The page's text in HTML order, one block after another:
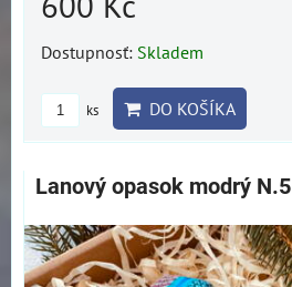
Dostupnosť: Skladem
ks DO KOŠÍKA
Lanový opasok modrý N.5